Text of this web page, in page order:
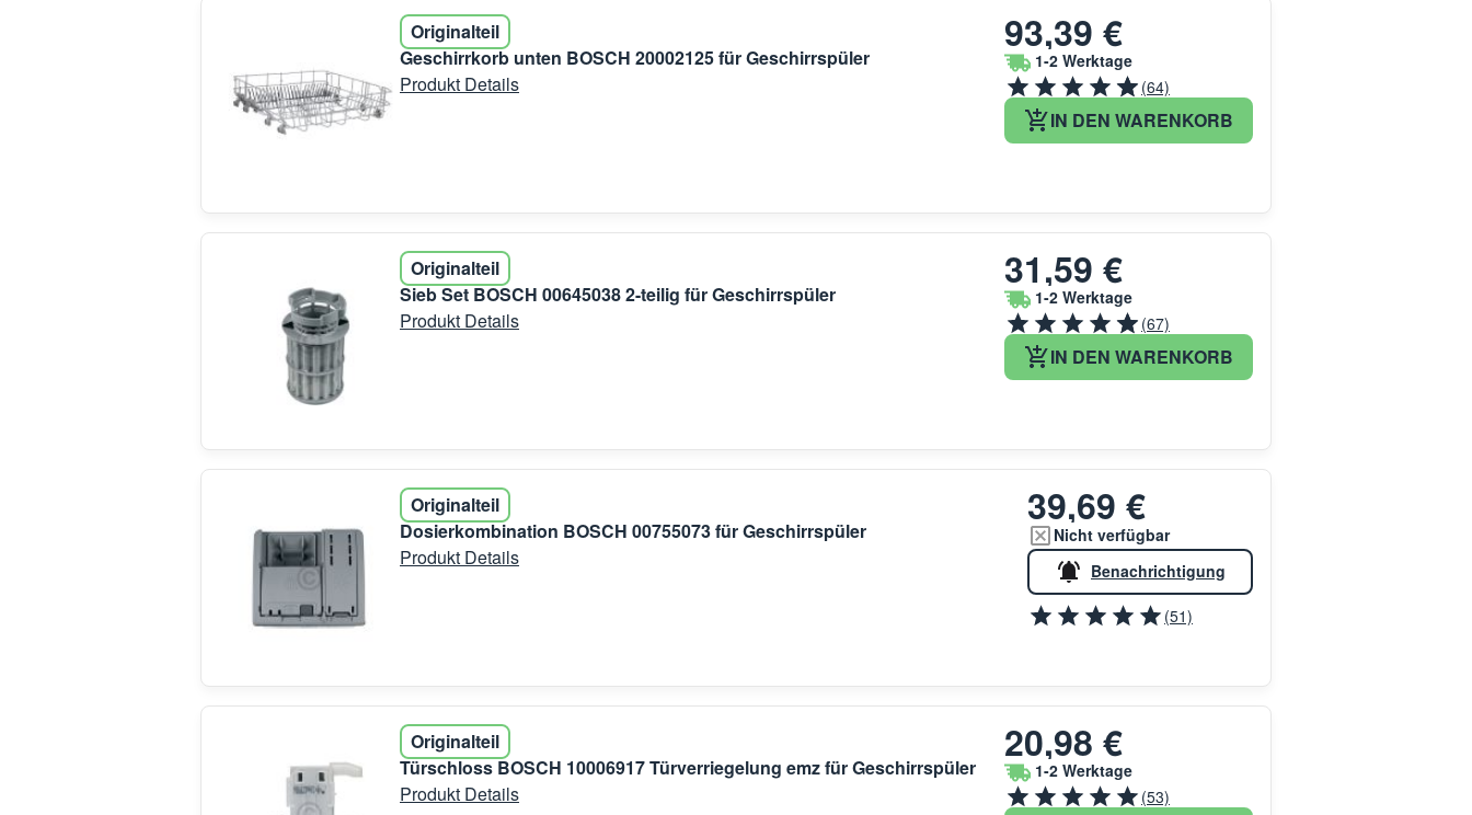
Originalteil
Geschirrkorb unten BOSCH 20002125 für Geschirrspüler
Produkt Details
93,39 €
1-2 Werktage
(64)
IN DEN WARENKORB
Originalteil
Sieb Set BOSCH 00645038 2-teilig für Geschirrspüler
Produkt Details
31,59 €
1-2 Werktage
(67)
IN DEN WARENKORB
Originalteil
Dosierkombination BOSCH 00755073 für Geschirrspüler
Produkt Details
39,69 €
Nicht verfügbar
Benachrichtigung
(51)
Originalteil
Türschloss BOSCH 10006917 Türverriegelung emz für Geschirrspüler
Produkt Details
20,98 €
1-2 Werktage
(53)